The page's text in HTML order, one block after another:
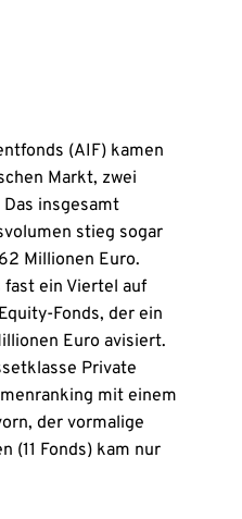
(AIF) kamen
Markt, zwei
insgesamt
stieg sogar
Millionen Euro.
ein Viertel auf
Fonds, der ein
Euro avisiert.
Private
mit einem
der vormalige
(11 Fonds) kam nur